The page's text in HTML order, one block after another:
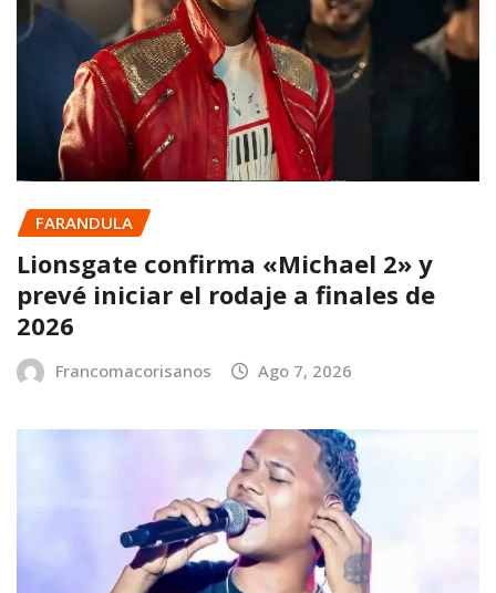
FARANDULA
Lionsgate confirma «Michael 2» y
prevé iniciar el rodaje a finales de
2026
Francomacorisanos Ago 7, 2026